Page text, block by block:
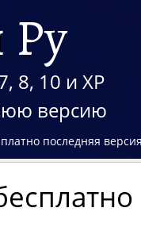
8, 10 и XP
версию
последняя версия